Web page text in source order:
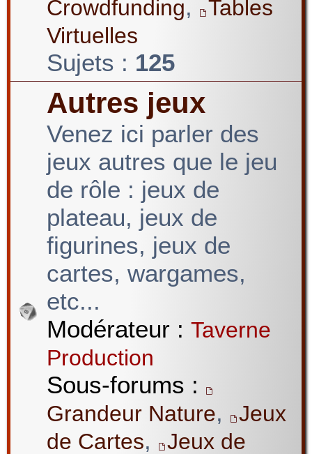
Crowdfunding,
Tables
Virtuelles
Sujets : 125
Autres jeux
Venez ici parler des
jeux autres que le jeu
de rôle : jeux de
plateau, jeux de
figurines, jeux de
cartes, wargames,
etc...
Modérateur : Taverne
Production
Sous-forums :
Grandeur Nature,
Jeux
de Cartes,
Jeux de